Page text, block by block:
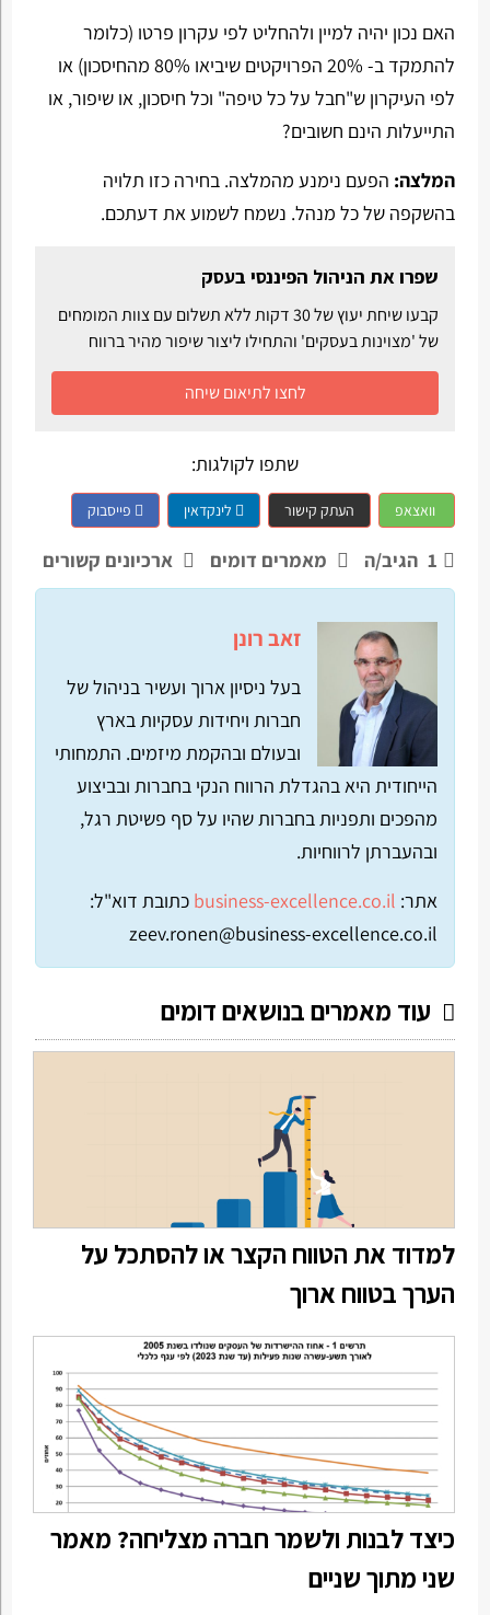
האם נכון יהיה למיין ולהחליט לפי עקרון פרטו (כלומר
להתמקד ב- 20% הפרויקטים שיביאו 80% מהחיסכון) או
לפי העיקרון ש"חבל על כל טיפה" וכל חיסכון, או שיפור, או
התייעלות הינם חשובים?
המלצה: הפעם נימנע מהמלצה. בחירה כזו תלויה
בהשקפה של כל מנהל. נשמח לשמוע את דעתכם.
שפרו את הניהול הפיננסי בעסק
קבעו שיחת יעוץ של 30 דקות ללא תשלום עם צוות המומחים
של 'מצוינות בעסקים' והתחילו ליצור שיפור מהיר ברווח
לחצו לתיאום שיחה
שתפו לקולגות:
וואצאפ העתק קישור לינקדאין פייסבוק
1 הגיב/ה מאמרים דומים ארכיונים קשורים
זאב רונן
בעל ניסיון ארוך ועשיר בניהול של
חברות ויחידות עסקיות בארץ
ובעולם ובהקמת מיזמים. התמחותי
הייחודית היא בהגדלת הרווח הנקי בחברות ובביצוע
מהפכים ותפניות בחברות שהיו על סף פשיטת רגל,
ובהעברתן לרווחיות.
אתר: business-excellence.co.il כתובת דוא"ל:
zeev.ronen@business-excellence.co.il
עוד מאמרים בנושאים דומים
למדוד את הטווח הקצר או להסתכל על
הערך בטווח ארוך
כיצד לבנות ולשמר חברה מצליחה? מאמר
שני מתוך שניים